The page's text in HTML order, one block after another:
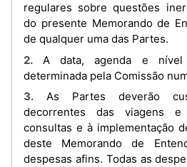
regulares sobre questões
do presente Memorando de
de qualquer uma das Partes.
2. A data, agenda e nível de consultas será
determinada pela Comissão
3. As Partes deverão custear as despesas
decorrentes das viagens
consultas e à implementação
deste Memorando de
despesas afins. Todas as